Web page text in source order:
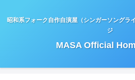
昭和系フォーク自作自演屋（シンガーソングラ
ジ
MASA Official